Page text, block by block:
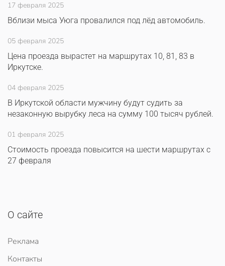
17 февраля 2025
Вблизи мыса Уюга провалился под лёд автомобиль.
05 февраля 2025
Цена проезда вырастет на маршрутах 10, 81, 83 в
Иркутске.
04 февраля 2025
В Иркутской области мужчину будут судить за
незаконную вырубку леса на сумму 100 тысяч рублей.
01 февраля 2025
Стоимость проезда повысится на шести маршрутах с
27 февраля
О сайте
Реклама
Контакты